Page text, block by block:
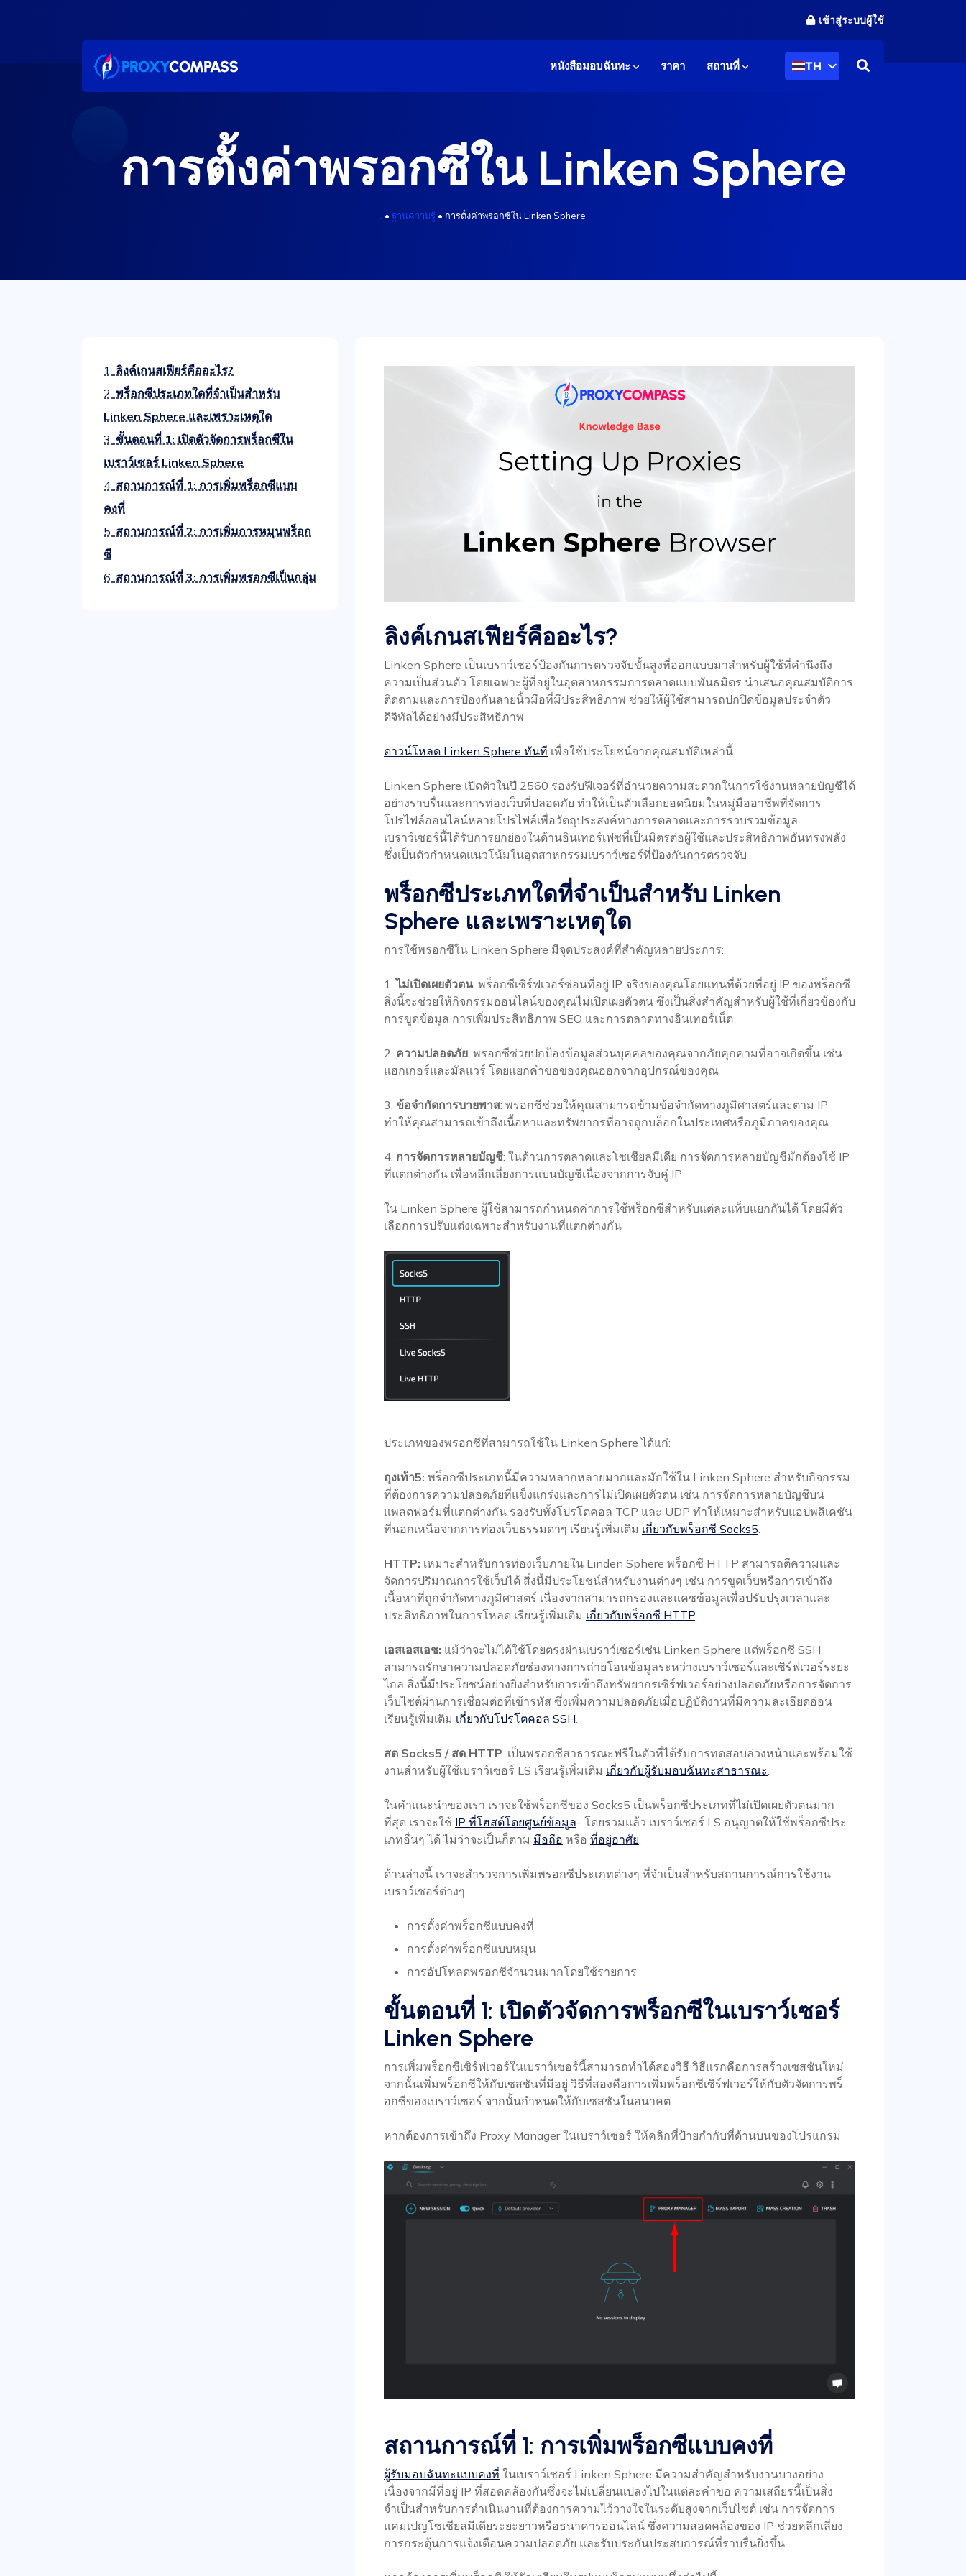
เข้าสู่ระบบผู้ใช้
หนังสือมอบฉันทะ ราคา สถานที่ TH
การตั้งค่าพรอกซีใน Linken Sphere
• ฐานความรู้ • การตั้งค่าพรอกซีใน Linken Sphere
1. ลิงค์เกนสเฟียร์คืออะไร?
2. พร็อกซีประเภทใดที่จำเป็นสำหรับ
Linken Sphere และเพราะเหตุใด
3. ขั้นตอนที่ 1: เปิดตัวจัดการพร็อกซีใน
เบราว์เซอร์ Linken Sphere
4. สถานการณ์ที่ 1: การเพิ่มพร็อกซีแบบ
คงที่
5. สถานการณ์ที่ 2: การเพิ่มการหมุนพร็อก
ซี
6. สถานการณ์ที่ 3: การเพิ่มพรอกซีเป็นกลุ่ม
ลิงค์เกนสเฟียร์คืออะไร?
Linken Sphere เป็นเบราว์เซอร์ป้องกันการตรวจจับขั้นสูงที่ออกแบบมาสำหรับผู้ใช้ที่คำนึงถึง
ความเป็นส่วนตัว โดยเฉพาะผู้ที่อยู่ในอุตสาหกรรมการตลาดแบบพันธมิตร นำเสนอคุณสมบัติการ
ติดตามและการป้องกันลายนิ้วมือที่มีประสิทธิภาพ ช่วยให้ผู้ใช้สามารถปกปิดข้อมูลประจำตัว
ดิจิทัลได้อย่างมีประสิทธิภาพ
ดาวน์โหลด Linken Sphere ทันที เพื่อใช้ประโยชน์จากคุณสมบัติเหล่านี้
Linken Sphere เปิดตัวในปี 2560 รองรับฟีเจอร์ที่อำนวยความสะดวกในการใช้งานหลายบัญชีได้
อย่างราบรื่นและการท่องเว็บที่ปลอดภัย ทำให้เป็นตัวเลือกยอดนิยมในหมู่มืออาชีพที่จัดการ
โปรไฟล์ออนไลน์หลายโปรไฟล์เพื่อวัตถุประสงค์ทางการตลาดและการรวบรวมข้อมูล
เบราว์เซอร์นี้ได้รับการยกย่องในด้านอินเทอร์เฟซที่เป็นมิตรต่อผู้ใช้และประสิทธิภาพอันทรงพลัง
ซึ่งเป็นตัวกำหนดแนวโน้มในอุตสาหกรรมเบราว์เซอร์ที่ป้องกันการตรวจจับ
พร็อกซีประเภทใดที่จำเป็นสำหรับ Linken
Sphere และเพราะเหตุใด
การใช้พรอกซีใน Linken Sphere มีจุดประสงค์ที่สำคัญหลายประการ:
1.ไม่เปิดเผยตัวตน: พร็อกซีเซิร์ฟเวอร์ซ่อนที่อยู่ IP จริงของคุณโดยแทนที่ด้วยที่อยู่ IP ของพร็อกซี
สิ่งนี้จะช่วยให้กิจกรรมออนไลน์ของคุณไม่เปิดเผยตัวตน ซึ่งเป็นสิ่งสำคัญสำหรับผู้ใช้ที่เกี่ยวข้องกับ
การขูดข้อมูล การเพิ่มประสิทธิภาพ SEO และการตลาดทางอินเทอร์เน็ต
2. ความปลอดภัย: พรอกซีช่วยปกป้องข้อมูลส่วนบุคคลของคุณจากภัยคุกคามที่อาจเกิดขึ้น เช่น
แฮกเกอร์และมัลแวร์ โดยแยกคำขอของคุณออกจากอุปกรณ์ของคุณ
3. ข้อจำกัดการบายพาส: พรอกซีช่วยให้คุณสามารถข้ามข้อจำกัดทางภูมิศาสตร์และตาม IP
ทำให้คุณสามารถเข้าถึงเนื้อหาและทรัพยากรที่อาจถูกบล็อกในประเทศหรือภูมิภาคของคุณ
4. การจัดการหลายบัญชี: ในด้านการตลาดและโซเชียลมีเดีย การจัดการหลายบัญชีมักต้องใช้ IP
ที่แตกต่างกัน เพื่อหลีกเลี่ยงการแบนบัญชีเนื่องจากการจับคู่ IP
ใน Linken Sphere ผู้ใช้สามารถกำหนดค่าการใช้พร็อกซีสำหรับแต่ละแท็บแยกกันได้ โดยมีตัว
เลือกการปรับแต่งเฉพาะสำหรับงานที่แตกต่างกัน
ประเภทของพรอกซีที่สามารถใช้ใน Linken Sphere ได้แก่:
ถุงเท้า5: พร็อกซีประเภทนี้มีความหลากหลายมากและมักใช้ใน Linken Sphere สำหรับกิจกรรม
ที่ต้องการความปลอดภัยที่แข็งแกร่งและการไม่เปิดเผยตัวตน เช่น การจัดการหลายบัญชีบน
แพลตฟอร์มที่แตกต่างกัน รองรับทั้งโปรโตคอล TCP และ UDP ทำให้เหมาะสำหรับแอปพลิเคชัน
ที่นอกเหนือจากการท่องเว็บธรรมดาๆ เรียนรู้เพิ่มเติม เกี่ยวกับพร็อกซี Socks5.
HTTP: เหมาะสำหรับการท่องเว็บภายใน Linden Sphere พร็อกซี HTTP สามารถตีความและ
จัดการปริมาณการใช้เว็บได้ สิ่งนี้มีประโยชน์สำหรับงานต่างๆ เช่น การขูดเว็บหรือการเข้าถึง
เนื้อหาที่ถูกจำกัดทางภูมิศาสตร์ เนื่องจากสามารถกรองและแคชข้อมูลเพื่อปรับปรุงเวลาและ
ประสิทธิภาพในการโหลด เรียนรู้เพิ่มเติม เกี่ยวกับพร็อกซี HTTP.
เอสเอสเอช: แม้ว่าจะไม่ได้ใช้โดยตรงผ่านเบราว์เซอร์เช่น Linken Sphere แต่พร็อกซี SSH
สามารถรักษาความปลอดภัยช่องทางการถ่ายโอนข้อมูลระหว่างเบราว์เซอร์และเซิร์ฟเวอร์ระยะ
ไกล สิ่งนี้มีประโยชน์อย่างยิ่งสำหรับการเข้าถึงทรัพยากรเซิร์ฟเวอร์อย่างปลอดภัยหรือการจัดการ
เว็บไซต์ผ่านการเชื่อมต่อที่เข้ารหัส ซึ่งเพิ่มความปลอดภัยเมื่อปฏิบัติงานที่มีความละเอียดอ่อน
เรียนรู้เพิ่มเติม เกี่ยวกับโปรโตคอล SSH.
สด Socks5 / สด HTTP: เป็นพรอกซีสาธารณะฟรีในตัวที่ได้รับการทดสอบล่วงหน้าและพร้อมใช้
งานสำหรับผู้ใช้เบราว์เซอร์ LS เรียนรู้เพิ่มเติม เกี่ยวกับผู้รับมอบฉันทะสาธารณะ.
ในคำแนะนำของเรา เราจะใช้พร็อกซีของ Socks5 เป็นพร็อกซีประเภทที่ไม่เปิดเผยตัวตนมาก
ที่สุด เราจะใช้ IP ที่โฮสต์โดยศูนย์ข้อมูล- โดยรวมแล้ว เบราว์เซอร์ LS อนุญาตให้ใช้พร็อกซีประ
เภทอื่นๆ ได้ ไม่ว่าจะเป็นก็ตาม มือถือ หรือ ที่อยู่อาศัย.
ด้านล่างนี้ เราจะสำรวจการเพิ่มพรอกซีประเภทต่างๆ ที่จำเป็นสำหรับสถานการณ์การใช้งาน
เบราว์เซอร์ต่างๆ:
การตั้งค่าพร็อกซีแบบคงที่
การตั้งค่าพร็อกซีแบบหมุน
การอัปโหลดพรอกซีจำนวนมากโดยใช้รายการ
ขั้นตอนที่ 1: เปิดตัวจัดการพร็อกซีในเบราว์เซอร์
Linken Sphere
การเพิ่มพร็อกซีเซิร์ฟเวอร์ในเบราว์เซอร์นี้สามารถทำได้สองวิธี วิธีแรกคือการสร้างเซสชันใหม่
จากนั้นเพิ่มพร็อกซีให้กับเซสชันที่มีอยู่ วิธีที่สองคือการเพิ่มพร็อกซีเซิร์ฟเวอร์ให้กับตัวจัดการพร็
อกซีของเบราว์เซอร์ จากนั้นกำหนดให้กับเซสชันในอนาคต
หากต้องการเข้าถึง Proxy Manager ในเบราว์เซอร์ ให้คลิกที่ป้ายกำกับที่ด้านบนของโปรแกรม
สถานการณ์ที่ 1: การเพิ่มพร็อกซีแบบคงที่
ผู้รับมอบฉันทะแบบคงที่ ในเบราว์เซอร์ Linken Sphere มีความสำคัญสำหรับงานบางอย่าง
เนื่องจากมีที่อยู่ IP ที่สอดคล้องกันซึ่งจะไม่เปลี่ยนแปลงไปในแต่ละคำขอ ความเสถียรนี้เป็นสิ่ง
จำเป็นสำหรับการดำเนินงานที่ต้องการความไว้วางใจในระดับสูงจากเว็บไซต์ เช่น การจัดการ
แคมเปญโซเชียลมีเดียระยะยาวหรือธนาคารออนไลน์ ซึ่งความสอดคล้องของ IP ช่วยหลีกเลี่ยง
การกระตุ้นการแจ้งเตือนความปลอดภัย และรับประกันประสบการณ์ที่ราบรื่นยิ่งขึ้น